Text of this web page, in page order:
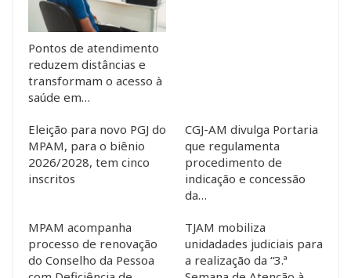
Pontos de atendimento
reduzem distâncias e
transformam o acesso à
saúde em…
Eleição para novo PGJ do
MPAM, para o biênio
2026/2028, tem cinco
inscritos
CGJ-AM divulga Portaria
que regulamenta
procedimento de
indicação e concessão
da…
MPAM acompanha
processo de renovação
do Conselho da Pessoa
TJAM mobiliza
unidadades judiciais para
a realização da “3.ª